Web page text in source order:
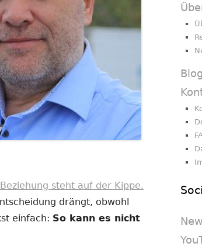
steht auf der Kippe.
drängt, obwohl
einfach: So kann es nicht
Blog